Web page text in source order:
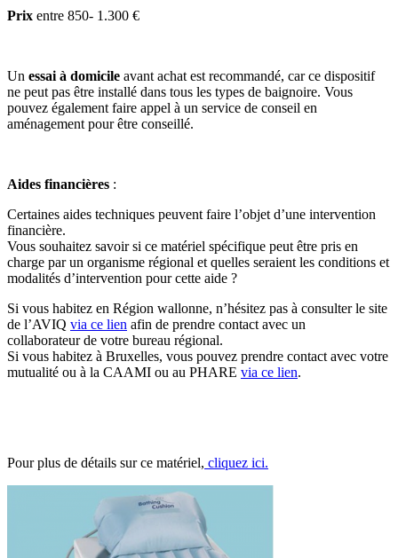
Prix entre 850- 1.300 €
Un essai à domicile avant achat est recommandé, car ce dispositif
ne peut pas être installé dans tous les types de baignoire. Vous
pouvez également faire appel à un service de conseil en
aménagement pour être conseillé.
Aides financières :
Certaines aides techniques peuvent faire l’objet d’une intervention
financière.
Vous souhaitez savoir si ce matériel spécifique peut être pris en
charge par un organisme régional et quelles seraient les conditions et
modalités d’intervention pour cette aide ?
Si vous habitez en Région wallonne, n’hésitez pas à consulter le site
de l’AVIQ via ce lien afin de prendre contact avec un
collaborateur de votre bureau régional.
Si vous habitez à Bruxelles, vous pouvez prendre contact avec votre
mutualité ou à la CAAMI ou au PHARE via ce lien.
Pour plus de détails sur ce matériel, cliquez ici.